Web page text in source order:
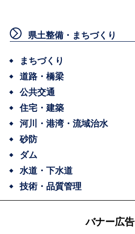
県土整備・まちづくり
まちづくり
道路・橋梁
公共交通
住宅・建築
河川・港湾・流域治水
砂防
ダム
水道・下水道
技術・品質管理
バナー広告